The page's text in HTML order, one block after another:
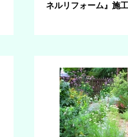
ネルリフォーム』施